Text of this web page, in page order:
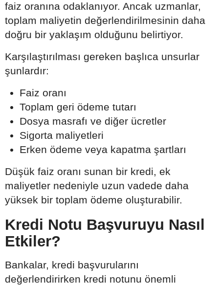
faiz oranına odaklanıyor. Ancak uzmanlar,
toplam maliyetin değerlendirilmesinin daha
doğru bir yaklaşım olduğunu belirtiyor.
Karşılaştırılması gereken başlıca unsurlar
şunlardır:
Faiz oranı
Toplam geri ödeme tutarı
Dosya masrafı ve diğer ücretler
Sigorta maliyetleri
Erken ödeme veya kapatma şartları
Düşük faiz oranı sunan bir kredi, ek
maliyetler nedeniyle uzun vadede daha
yüksek bir toplam ödeme oluşturabilir.
Kredi Notu Başvuruyu Nasıl
Etkiler?
Bankalar, kredi başvurularını
değerlendirirken kredi notunu önemli